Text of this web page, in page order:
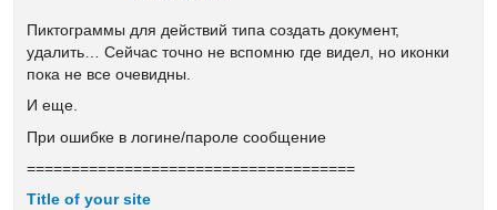
Пиктограммы для действий типа создать документ,
удалить… Сейчас точно не вспомню где видел, но иконки
пока не все очевидны.
И еще.
При ошибке в логине/пароле сообщение
=====================================
Title of your site